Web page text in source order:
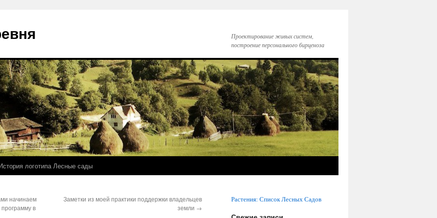
Проектирование живых систем,
построение персонального бирценоза
логотипа Лесные сады
начинаем
в
Заметки из моей практики поддержки владельцев
земли →
Растения: Список Лесных Садов